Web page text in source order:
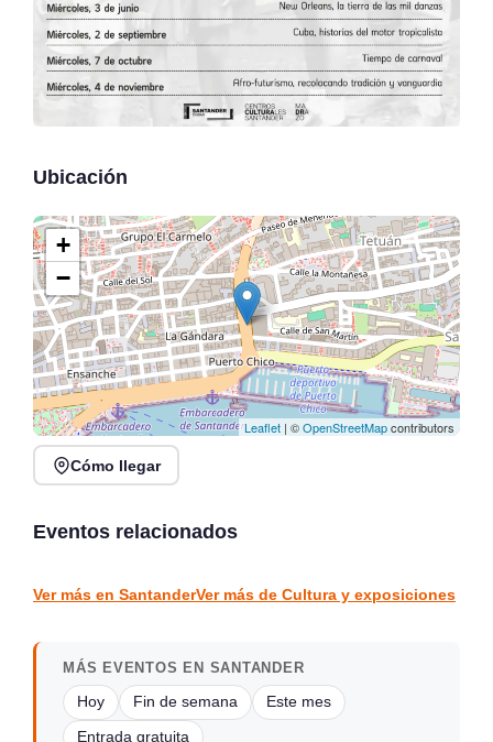
Ubicación
+
−
Leaflet | ©OpenStreetMapcontributors
Cómo llegar
Eventos relacionados
Veranos en Jado en
Santander
Ver más en SantanderVer más de Cultura y exposiciones
MÁS EVENTOS EN SANTANDER
Hoy Fin de semana Este mes
Entrada gratuita